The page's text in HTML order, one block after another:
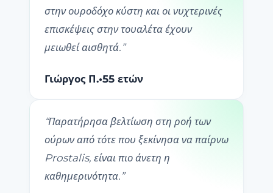
στην ουροδόχο κύστη και οι νυχτερινές
επισκέψεις στην τουαλέτα έχουν
μειωθεί αισθητά. ”
Γιώργος Π.•55 ετών
“Παρατήρησα βελτίωση στη ροή των
ούρων από τότε που ξεκίνησα να παίρνω
Prostalis, είναι πιο άνετη η
καθημερινότητα. ”